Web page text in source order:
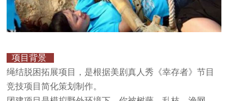
项目背景
绳结脱困拓展项目，是根据美剧真人秀《幸存者》节目
竞技项目简化策划制作。